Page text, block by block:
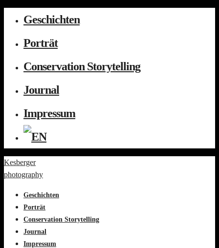
Geschichten
Porträt
Conservation Storytelling
Journal
Impressum
Kesberger
photography
Geschichten
Porträt
Conservation Storytelling
Journal
Impressum